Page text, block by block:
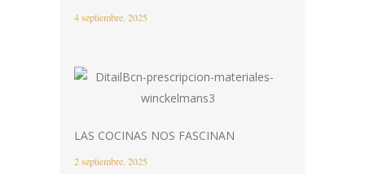
4 septiembre, 2025
LAS COCINAS NOS FASCINAN
2 septiembre, 2025